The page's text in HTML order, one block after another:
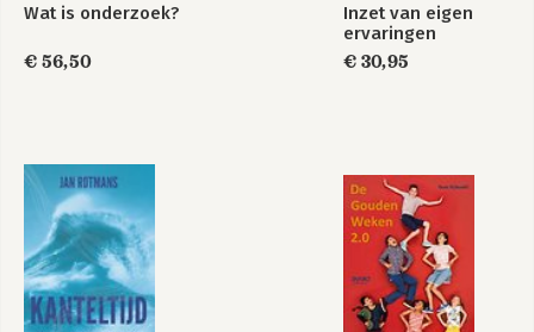
Wat is onderzoek?
€ 56,50
Inzet van eigen
ervaringen
€ 30,95